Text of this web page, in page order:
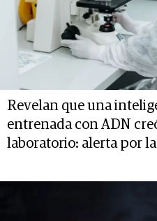
Revelan que una
entrenada con ADN
laboratorio: alerta por